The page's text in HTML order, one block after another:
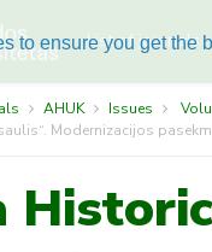
to ensure you get the
List of journals
AHUK Issues
Modernizacijos pasekm